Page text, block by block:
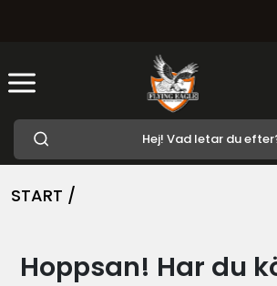
START /
Hoppsan! Har du